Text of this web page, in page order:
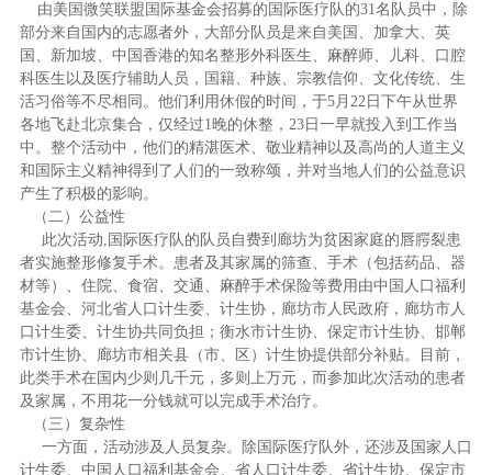
由美国微笑联盟国际基金会招募的国际医疗队的31名队员中，除
部分来自国内的志愿者外，大部分队员是来自 美国、加拿大、英
国、新加坡、中国香港的知名整形外科医生、麻醉师、儿科、口腔
科医生以及医疗辅助人员，国籍、种族、宗教信仰、文化传统、生
活习俗等不尽相同。他们利用休假的时间，于5月22日下午从世界
各地飞赴北京集合，仅经过1晚的休整，23日一早就投入到工作当
中。整个活动中，他们的精湛医术、敬业精神以及高尚的人道主义
和国际主义精神得到了人们的一致称颂，并对当地人们的公益意识
产生了积极的影响。
（二）公益性
此次活动,国际医疗队的队员自费到廊坊为贫困家庭的唇腭裂患
者实施整形修复手术。 患者及其家属的筛查、手术（包括药品、器
材等）、住院、食宿、交通、麻醉手术保险等费用由中国人口福利
基金会、河北省人口计生委、计生协，廊坊市人民政府，廊坊市人
口计生委、计生协共同负担；衡水市计生协、保定市计生协、邯郸
市计生协、廊坊市相关县（市、区）计生协提供部分补贴。目前，
此类手术在国内少则几千元，多则上万元，而参加此次活动的患者
及家属，不用花一分钱就可以完成手术治疗。
（三）复杂性
一方面，活动涉及人员复杂。除国际医疗队外，还涉及国家人口
计生委、中国人口福利基金会、省人口计生委、省计生协、保定市